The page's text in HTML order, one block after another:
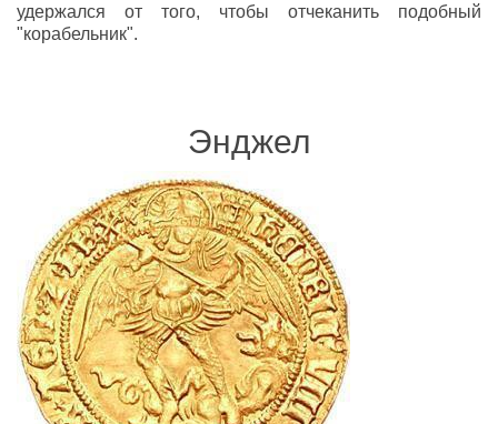
удержался от того, чтобы отчеканить подобный
"корабельник".
Энджел